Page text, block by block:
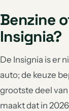
Benzine
Insignia?
De Insignia is er
auto; de keuze
grootste deel
maakt dat in